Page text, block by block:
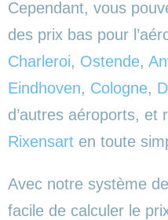
Cependant, vous
des prix bas pour
Charleroi, Ostende,
Eindhoven, Cologne,
d’autres aéroports, et
Rixensart en toute
Avec notre système
facile de calculer le